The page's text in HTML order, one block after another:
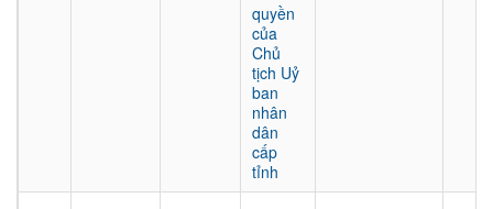
quyền
của
Chủ
tịch Uỷ
ban
nhân
dân
cấp
tỉnh